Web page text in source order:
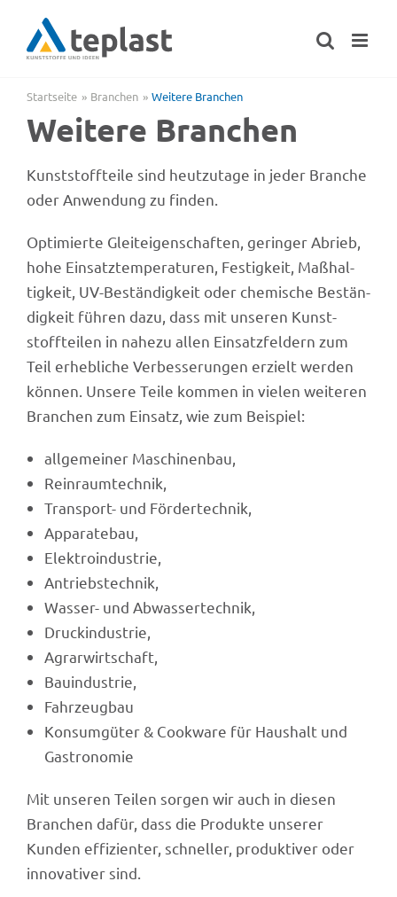
Inhalt
springen
Startseite Bran­chen Weitere Bran­chen
Weitere Bran­chen
Kunst­stoff­teile sind heut­zu­tage in jeder Bran­che
oder Anwen­dung zu finden.
Opti­mierte Glei­t­ei­gen­schaf­ten, gerin­ger Abrieb,
hohe Einsatz­tem­pe­ra­tu­ren, Festig­keit, Maßhal­
tig­keit, UV-Bestän­dig­keit oder chemi­sche Bestän­
dig­keit führen dazu, dass mit unse­ren Kunst­
stoff­tei­len in nahezu allen Einsatz­fel­dern zum
Teil erheb­li­che Verbes­se­run­gen erzielt werden
können. Unsere Teile kommen in vielen weite­ren
Bran­chen zum Einsatz, wie zum Beispiel:
allge­mei­ner Maschinenbau,
Rein­raum­tech­nik,
Trans­port- und Fördertechnik,
Appa­ra­te­bau,
Elek­tro­in­dus­trie,
Antriebs­tech­nik,
Wasser- und Abwassertechnik,
Druck­in­dus­trie,
Agrar­wirt­schaft,
Bauin­dus­trie,
Fahr­zeug­bau
Konsum­gü­ter & Cook­ware für Haus­halt und
Gastronomie
Mit unse­ren Teilen sorgen wir auch in diesen
Bran­chen dafür, dass die Produkte unse­rer
Kunden effi­zi­en­ter, schnel­ler, produk­ti­ver oder
inno­va­ti­ver sind.